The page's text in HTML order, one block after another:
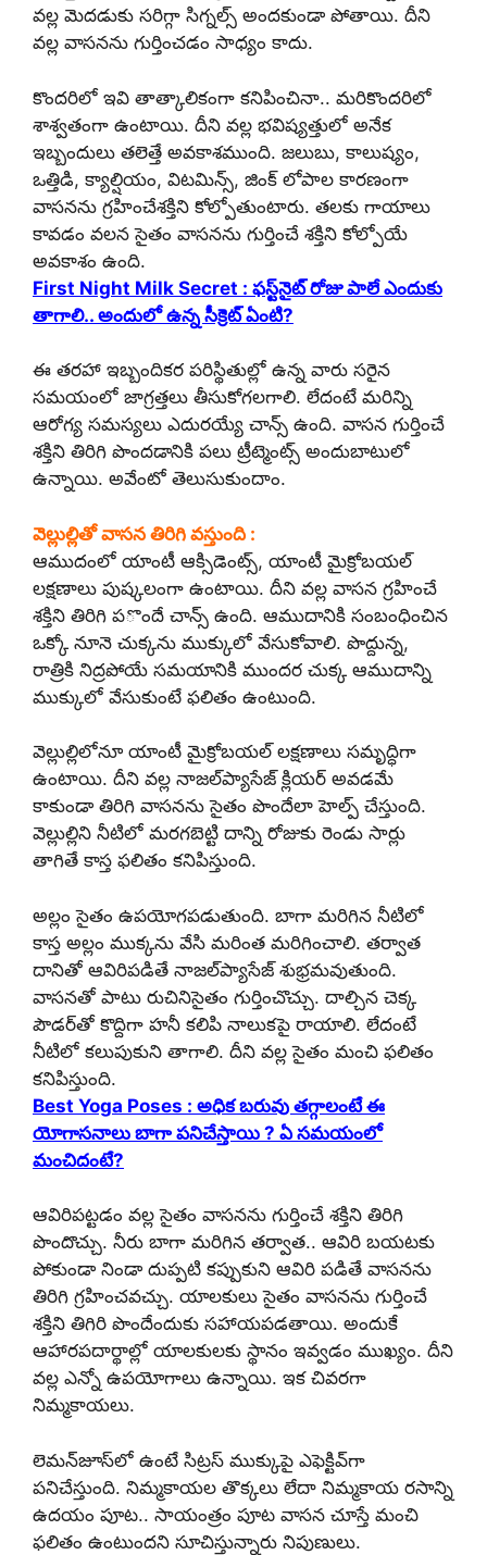
వల్ల మెదడుకు సరిగ్గా సిగ్నల్స్ అందకుండా పోతాయి. దీని
వల్ల వాసనను గుర్తించడం సాధ్యం కాదు.
కొందరిలో ఇవి తాత్కాలికంగా కనిపించినా.. మరికొందరిలో
శాశ్వతంగా ఉంటాయి. దీని వల్ల భవిష్యత్తులో అనేక
ఇబ్బందులు తలెత్తే అవకాశముంది. జలుబు, కాలుష్యం,
ఒత్తిడి, క్యాల్షియం, విటమిన్స్, జింక్ లోపాల కారణంగా
వాసనను గ్రహించేశక్తిని కోల్పోతుంటారు. తలకు గాయాలు
కావడం వలన సైతం వాసనను గుర్తించే శక్తిని కోల్పోయే
అవకాశం ఉంది.
First Night Milk Secret : ఫస్ట్‌నైట్ రోజు పాలే ఎందుకు
తాగాలి.. అందులో ఉన్న సీక్రెట్ ఏంటి?
ఈ తరహా ఇబ్బందికర పరిస్థితుల్లో ఉన్న వారు సరైన
సమయంలో జాగ్రత్తలు తీసుకోగలగాలి. లేదంటే మరిన్ని
ఆరోగ్య సమస్యలు ఎదురయ్యే చాన్స్ ఉంది. వాసన గుర్తించే
శక్తిని తిరిగి పొందడానికి పలు ట్రీట్మెంట్స్ అందుబాటులో
ఉన్నాయి. అవేంటో తెలుసుకుందాం.
వెల్లుల్లితో వాసన తిరిగి వస్తుంది :
ఆముదంలో యాంటీ ఆక్సిడెంట్స్, యాంటీ మైక్రోబయల్
లక్షణాలు పుష్కలంగా ఉంటాయి. దీని వల్ల వాసన గ్రహించే
శక్తిని తిరిగి పొందే చాన్స్ ఉంది. ఆముదానికి సంబంధించిన
ఒక్కో నూనె చుక్కను ముక్కులో వేసుకోవాలి. పొద్దున్న,
రాత్రికి నిద్రపోయే సమయానికి ముందర చుక్క ఆముదాన్ని
ముక్కులో వేసుకుంటే ఫలితం ఉంటుంది.
వెల్లుల్లిలోనూ యాంటీ మైక్రోబయల్ లక్షణాలు సమృద్ధిగా
ఉంటాయి. దీని వల్ల నాజల్‌ప్యాసేజ్ క్లియర్ అవడమే
కాకుండా తిరిగి వాసనను సైతం పొందేలా హెల్ప్ చేస్తుంది.
వెల్లుల్లిని నీటిలో మరగబెట్టి దాన్ని రోజుకు రెండు సార్లు
తాగితే కాస్త ఫలితం కనిపిస్తుంది.
అల్లం సైతం ఉపయోగపడుతుంది. బాగా మరిగిన నీటిలో
కాస్త అల్లం ముక్కను వేసి మరింత మరిగించాలి. తర్వాత
దానితో ఆవిరిపడితే నాజల్‌ప్యాసేజ్ శుభ్రమవుతుంది.
వాసనతో పాటు రుచినిసైతం గుర్తించొచ్చు. దాల్చిన చెక్క
పౌడర్‌తో కొద్దిగా హనీ కలిపి నాలుకపై రాయాలి. లేదంటే
నీటిలో కలుపుకుని తాగాలి. దీని వల్ల సైతం మంచి ఫలితం
కనిపిస్తుంది.
Best Yoga Poses : అధిక బరువు తగ్గాలంటే ఈ
యోగాసనాలు బాగా పనిచేస్తాయి ? ఏ సమయంలో
మంచిదంటే?
ఆవిరిపట్టడం వల్ల సైతం వాసనను గుర్తించే శక్తిని తిరిగి
పొందొచ్చు. నీరు బాగా మరిగిన తర్వాత.. ఆవిరి బయటకు
పోకుండా నిండా దుప్పటి కప్పుకుని ఆవిరి పడితే వాసనను
తిరిగి గ్రహించవచ్చు. యాలకులు సైతం వాసనను గుర్తించే
శక్తిని తిగిరి పొందేందుకు సహాయపడతాయి. అందుకే
ఆహారపదార్థాల్లో యాలకులకు స్థానం ఇవ్వడం ముఖ్యం. దీని
వల్ల ఎన్నో ఉపయోగాలు ఉన్నాయి. ఇక చివరగా
నిమ్మకాయలు.
లెమన్‌జూస్‌లో ఉంటే సిట్రస్ ముక్కుపై ఎఫెక్టివ్‌గా
పనిచేస్తుంది. నిమ్మకాయల తొక్కలు లేదా నిమ్మకాయ రసాన్ని
ఉదయం పూట.. సాయంత్రం పూట వాసన చూస్తే మంచి
ఫలితం ఉంటుందని సూచిస్తున్నారు నిపుణులు.